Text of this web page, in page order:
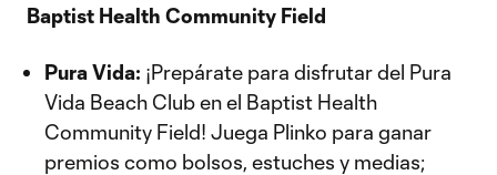
Baptist Health Community Field
Pura Vida: ¡Prepárate para disfrutar del Pura
Vida Beach Club en el Baptist Health
Community Field! Juega Plinko para ganar
premios como bolsos, estuches y medias;